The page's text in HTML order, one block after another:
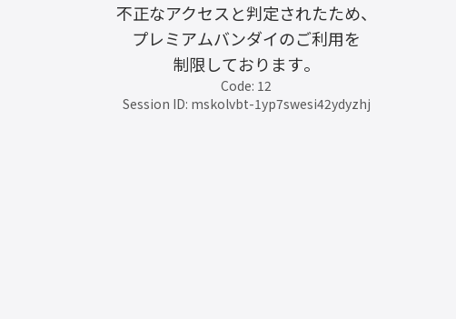
不正なアクセスと判定されたため、
プレミアムバンダイのご利用を
制限しております。
Code: 12
Session ID: mskolvbt-1yp7swesi42ydyzhj